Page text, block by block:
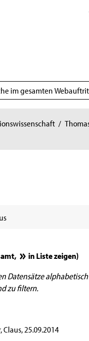
/
in Liste zeigen)
Datensätze
zu filtern.
25.09.2014